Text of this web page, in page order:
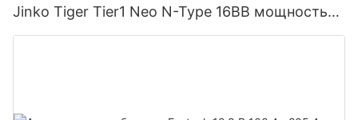
Jinko Tiger Tier1 Neo N-Type 16BB мощностью
590 Вт, 620 Вт, 630 Вт, 650 Вт, двусторонние